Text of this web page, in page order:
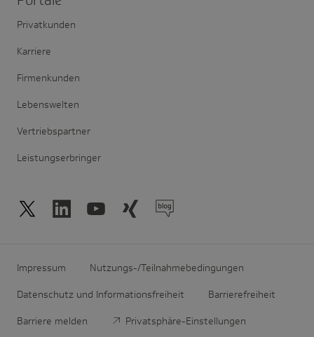
Privatkunden
Karriere
Firmenkunden
Lebenswelten
Vertriebspartner
Leistungserbringer
Impressum Nutzungs-/Teilnahmebedingungen
Datenschutz und Informationsfreiheit Barrierefreiheit
Barriere melden Privatsphäre-Einstellungen